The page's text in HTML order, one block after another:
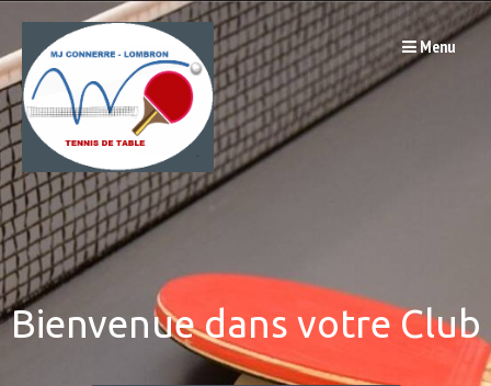
Passer
au
contenu
Menu
Bienvenue dans votre Club